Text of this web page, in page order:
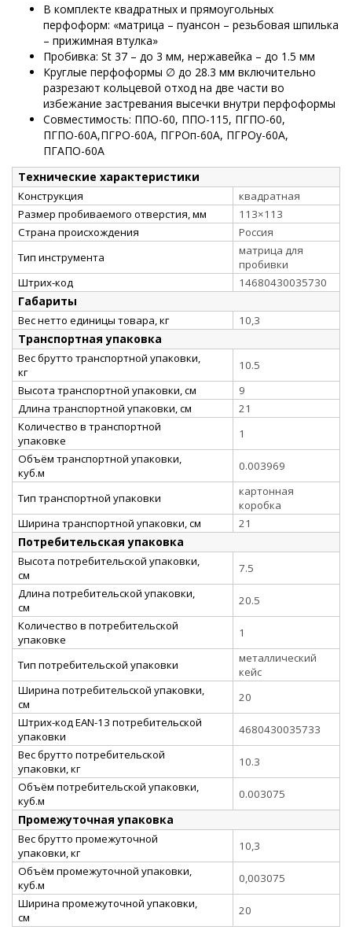
В комплекте квадратных и прямоугольных
перфоформ: «матрица – пуансон – резьбовая шпилька
– прижимная втулка»
Пробивка: St 37 – до 3 мм, нержавейка – до 1.5 мм
Круглые перфоформы ∅ до 28.3 мм включительно
разрезают кольцевой отход на две части во
избежание застревания высечки внутри перфоформы
Совместимость: ППО-60, ППО-115, ПГПО-60,
ПГПО-60А,ПГРО-60А, ПГРОп-60А, ПГРОу-60А,
ПГАПО-60А
Технические характеристики
Конструкция
квадратная
Размер пробиваемого отверстия, мм
113×113
Страна происхождения
Россия
Тип инструмента
матрица для
пробивки
Штрих-код
14680430035730
Габариты
Вес нетто единицы товара, кг 10,3
Транспортная упаковка
Вес брутто транспортной упаковки,
кг
10.5
Высота транспортной упаковки, см
9
Длина транспортной упаковки, см
21
Количество в транспортной
упаковке
1
Объём транспортной упаковки,
куб.м
0.003969
Тип транспортной упаковки
картонная
коробка
Ширина транспортной упаковки, см
21
Потребительская упаковка
Высота потребительской упаковки,
см
7.5
Длина потребительской упаковки,
см
20.5
Количество в потребительской
упаковке
1
Тип потребительской упаковки
металлический
кейс
Ширина потребительской упаковки,
см
20
Штрих-код EAN-13 потребительской
упаковки
4680430035733
Вес брутто потребительской
упаковки, кг
10.3
Объём потребительской упаковки,
куб.м
0.003075
Промежуточная упаковка
Вес брутто промежуточной
упаковки, кг
10,3
Объём промежуточной упаковки,
куб.м
0,003075
Ширина промежуточной упаковки,
см
20